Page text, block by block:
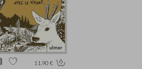
11.90 €